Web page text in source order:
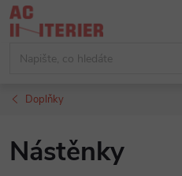
Přejít
na
Doplňky
Nástěnky